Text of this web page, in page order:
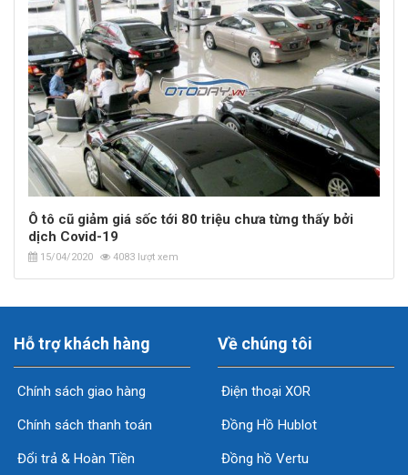
Ô tô cũ giảm giá sốc tới 80 triệu chưa từng thấy bởi
dịch Covid-19
15/04/2020 4083 lượt xem
Hỗ trợ khách hàng
Chính sách giao hàng
Chính sách thanh toán
Đổi trả & Hoàn Tiền
Về chúng tôi
Điện thoại XOR
Đồng Hồ Hublot
Đồng hồ Vertu